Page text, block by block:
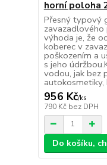
horní poloha
Přesný typový
zavazadlového
výhoda je, že
koberec v
poškozením a
s jeho
vodou, jak bez
autokosmetiky,
956 Kč/ks
790 Kč bez DPH
Do košíku,